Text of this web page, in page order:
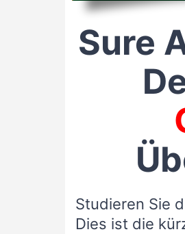
Sure
Studieren Sie
Dies ist die